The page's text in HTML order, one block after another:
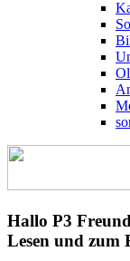
Hallo P3
Lesen und